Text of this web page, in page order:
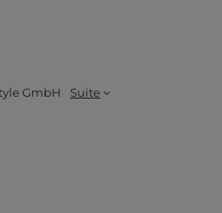
GmbH Suite